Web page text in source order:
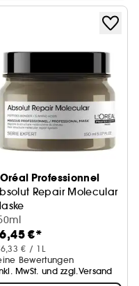
Professionnel
Repair Molecular
Haarschäden und
€*
€ / 1L
Bewertungen
MwSt. und zzgl.Versand